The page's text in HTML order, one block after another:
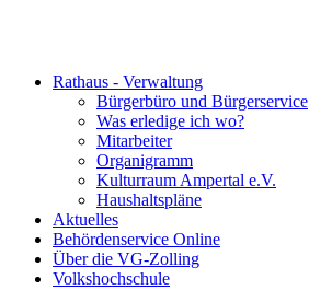
Rathaus - Verwaltung
Bürgerbüro und Bürgerservice
Was erledige ich wo?
Mitarbeiter
Organigramm
Kulturraum Ampertal e.V.
Haushaltspläne
Aktuelles
Behördenservice Online
Über die VG-Zolling
Volkshochschule